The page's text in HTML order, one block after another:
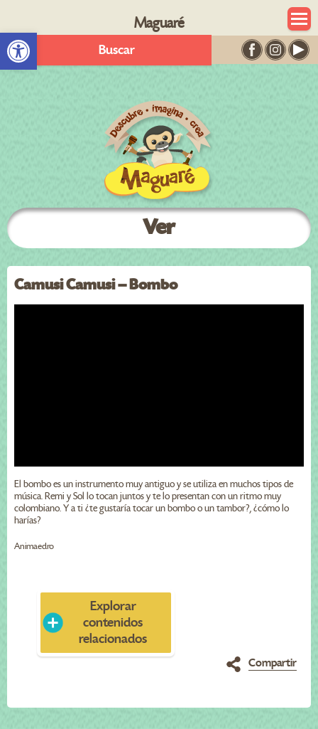
Abrir barra de herramientas
Maguaré
Buscar
Ver
Camusi Camusi – Bombo
El bombo es un instrumento muy antiguo y se utiliza en muchos tipos de
música. Remi y Sol lo tocan juntos y te lo presentan con un ritmo muy
colombiano. Y a ti ¿te gustaría tocar un bombo o un tambor?, ¿cómo lo
harías?
Animaedro
Explorar
contenidos
relacionados
Compartir